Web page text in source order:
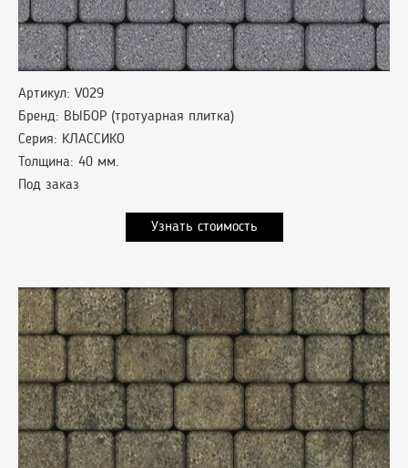
Артикул: V029
Бренд: ВЫБОР (тротуарная плитка)
Серия: КЛАССИКО
Толщина: 40 мм.
Под заказ
Узнать стоимость